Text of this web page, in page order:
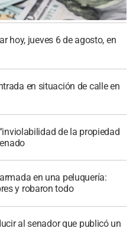
hoy, jueves 6 de agosto, en
en situación de calle en
de la propiedad
en una peluquería:
y robaron todo
al senador que publicó un